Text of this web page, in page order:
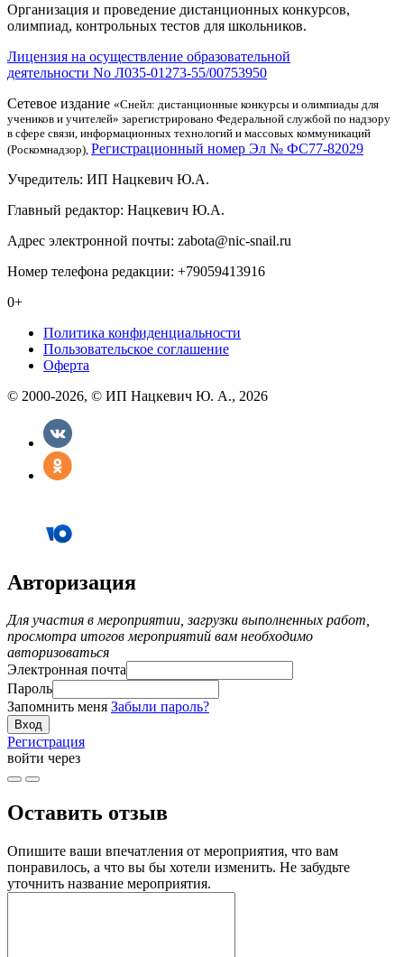
Организация и проведение дистанционных конкурсов,
олимпиад, контрольных тестов для школьников.
Лицензия на осуществление образовательной
деятельности No Л035-01273-55/00753950
Сетевое издание «Снейл: дистанционные конкурсы и олимпиады для
учеников и учителей» зарегистрировано Федеральной службой по надзору
в сфере связи, информационных технологий и массовых коммуникаций
(Роскомнадзор), Регистрационный номер Эл № ФС77-82029
Учредитель: ИП Нацкевич Ю.А.
Главный редактор: Нацкевич Ю.А.
Адрес электронной почты: zabota@nic-snail.ru
Номер телефона редакции: +79059413916
0+
Политика конфиденциальности
Пользовательское соглашение
Оферта
© 2000-2026, © ИП Нацкевич Ю. А., 2026
Авторизация
Для участия в мероприятии, загрузки выполненных работ,
просмотра итогов мероприятий вам необходимо
авторизоваться
Электронная почта
Пароль
Запомнить меня Забыли пароль?
Регистрация
войти через
Оставить отзыв
Опишите ваши впечатления от мероприятия, что вам
понравилось, а что вы бы хотели изменить. Не забудьте
уточнить название мероприятия.